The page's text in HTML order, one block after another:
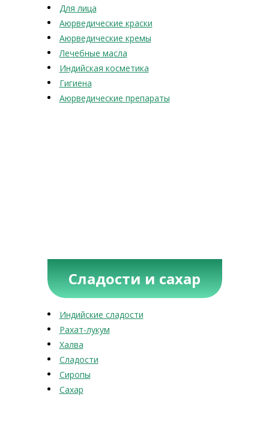
Для лица
Аюрведические краски
Аюрведические кремы
Лечебные масла
Индийская косметика
Гигиена
Аюрведические препараты
Сладости и сахар
Индийские сладости
Рахат-лукум
Халва
Сладости
Сиропы
Сахар